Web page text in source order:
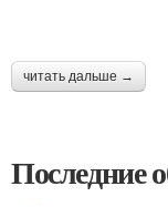
читать дальше →
Последние